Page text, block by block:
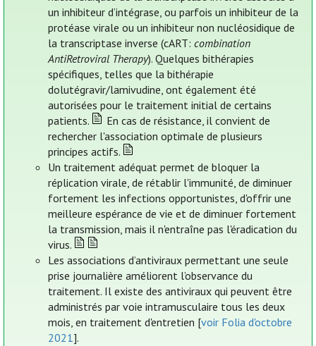
un inhibiteur d’intégrase, ou parfois un inhibiteur de la
protéase virale ou un inhibiteur non nucléosidique de
la transcriptase inverse (cART:combination
AntiRetroviral Therapy). Quelques bithérapies
spécifiques, telles que la bithérapie
dolutégravir/lamivudine, ont également été
autorisées pour le traitement initial de certains
patients.
En cas de résistance, il convient de
rechercher l'association optimale de plusieurs
principes actifs.
Un traitement adéquat permet de bloquer la
réplication virale, de rétablir l'immunité, de diminuer
fortement les infections opportunistes, d'offrir une
meilleure espérance de vie et de diminuer fortement
la transmission, mais il n'entraîne pas l'éradication du
virus.
Les associations d’antiviraux permettant une seule
prise journalière améliorent l’observance du
traitement. Il existe des antiviraux qui peuvent être
administrés par voie intramusculaire tous les deux
mois, en traitement d'entretien [voir Folia d'octobre
2021].